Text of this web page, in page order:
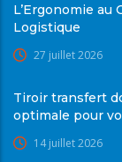
L’Ergonomie
Logistique
27 juillet 2026
Tiroir transfert
optimale pour
14 juillet 2026